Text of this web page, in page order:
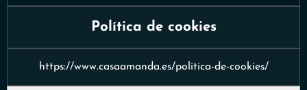
Política de cookies
https://www.casaamanda.es/politica-de-cookies/